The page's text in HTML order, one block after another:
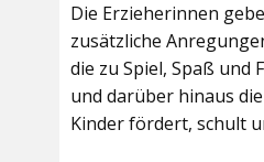
Die Erzieherinnen
zusätzliche
die zu Spiel, Spaß und
und darüber hinaus
Kinder fördert, schult